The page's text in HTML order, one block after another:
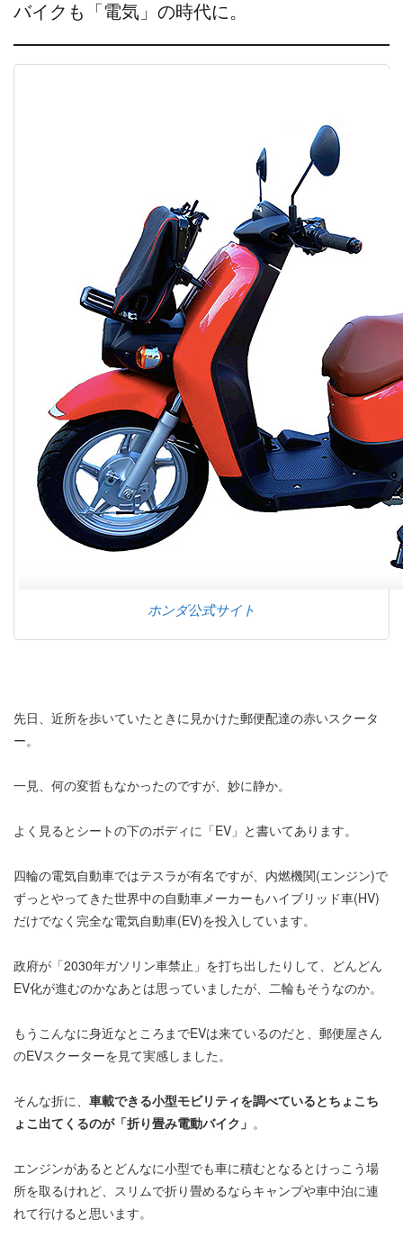
バイクも「電気」の時代に。
ホンダ公式サイト
先日、近所を歩いていたときに見かけた郵便配達の赤いスクータ
ー。
一見、何の変哲もなかったのですが、妙に静か。
よく見るとシートの下のボディに「EV」と書いてあります。
四輪の電気自動車ではテスラが有名ですが、内燃機関(エンジン)で
ずっとやってきた世界中の自動車メーカーもハイブリッド車(HV)
だけでなく完全な電気自動車(EV)を投入しています。
政府が「2030年ガソリン車禁止」を打ち出したりして、どんどん
EV化が進むのかなあとは思っていましたが、二輪もそうなのか。
もうこんなに身近なところまでEVは来ているのだと、郵便屋さん
のEVスクーターを見て実感しました。
そんな折に、 車載できる小型モビリティを調べているとちょこち
ょこ出てくるのが「折り畳み電動バイク」 。
エンジンがあるとどんなに小型でも車に積むとなるとけっこう場
所を取るけれど、スリムで折り畳めるならキャンプや車中泊に連
れて行けると思います。